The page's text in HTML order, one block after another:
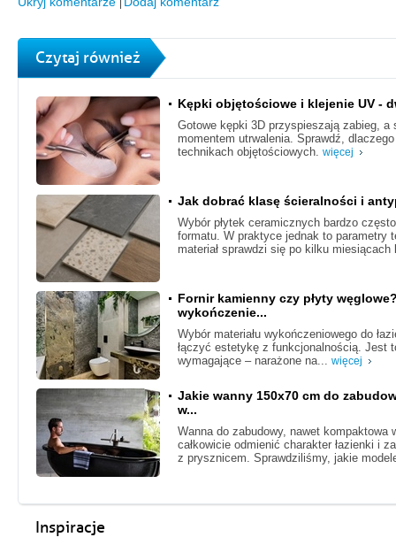
Czytaj również
Kępki objętościowe i klejenie UV -
Gotowe kępki 3D przyspieszają zabieg, a
momentem utrwalenia. Sprawdź,
technikach objętościowych. więcej
Jak dobrać klasę ścieralności i
Wybór płytek ceramicznych bardzo
formatu. W praktyce jednak to parametry
materiał sprawdzi się po kilku
Fornir kamienny czy płyty
wykończenie...
Wybór materiału wykończeniowego do
łączyć estetykę z funkcjonalnością. Jest
wymagające – narażone na... więcej
Jakie wanny 150x70 cm do
w...
Wanna do zabudowy, nawet
całkowicie odmienić charakter łazienki i
z prysznicem. Sprawdziliśmy, jakie
Inspiracje